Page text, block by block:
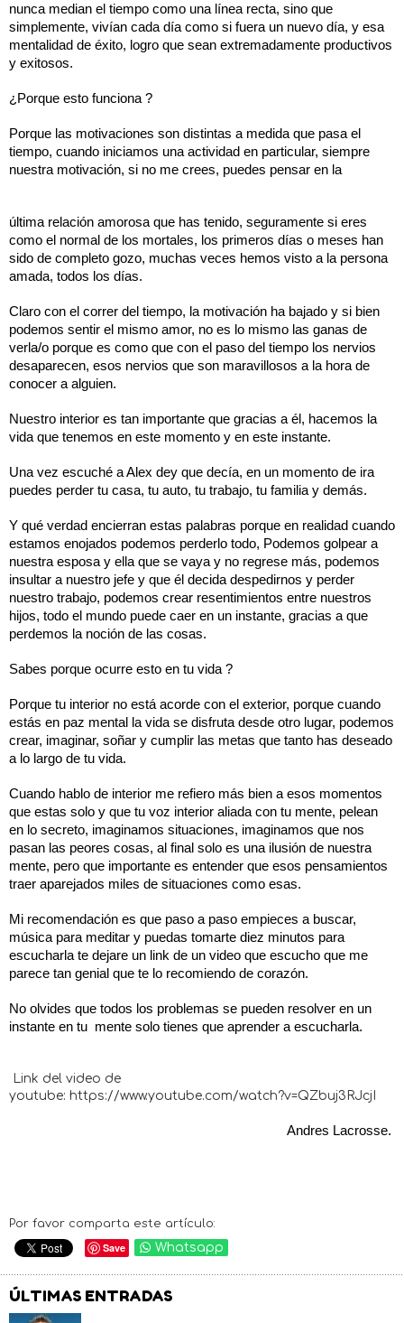
nunca median el tiempo como una línea recta, sino que
simplemente, vivían cada día como si fuera un nuevo día, y esa
mentalidad de éxito, logro que sean extremadamente productivos
y exitosos.
¿Porque esto funciona ?
Porque las motivaciones son distintas a medida que pasa el
tiempo, cuando iniciamos una actividad en particular, siempre
nuestra motivación, si no me crees, puedes pensar en la
última relación amorosa que has tenido, seguramente si eres
como el normal de los mortales, los primeros días o meses han
sido de completo gozo, muchas veces hemos visto a la persona
amada, todos los días.
Claro con el correr del tiempo, la motivación ha bajado y si bien
podemos sentir el mismo amor, no es lo mismo las ganas de
verla/o porque es como que con el paso del tiempo los nervios
desaparecen, esos nervios que son maravillosos a la hora de
conocer a alguien.
Nuestro interior es tan importante que gracias a él, hacemos la
vida que tenemos en este momento y en este instante.
Una vez escuché a Alex dey que decía, en un momento de ira
puedes perder tu casa, tu auto, tu trabajo, tu familia y demás.
Y qué verdad encierran estas palabras porque en realidad cuando
estamos enojados podemos perderlo todo, Podemos golpear a
nuestra esposa y ella que se vaya y no regrese más, podemos
insultar a nuestro jefe y que él decida despedirnos y perder
nuestro trabajo, podemos crear resentimientos entre nuestros
hijos, todo el mundo puede caer en un instante, gracias a que
perdemos la noción de las cosas.
Sabes porque ocurre esto en tu vida ?
Porque tu interior no está acorde con el exterior, porque cuando
estás en paz mental la vida se disfruta desde otro lugar, podemos
crear, imaginar, soñar y cumplir las metas que tanto has deseado
a lo largo de tu vida.
Cuando hablo de interior me refiero más bien a esos momentos
que estas solo y que tu voz interior aliada con tu mente, pelean
en lo secreto, imaginamos situaciones, imaginamos que nos
pasan las peores cosas, al final solo es una ilusión de nuestra
mente, pero que importante es entender que esos pensamientos
traer aparejados miles de situaciones como esas.
Mi recomendación es que paso a paso empieces a buscar,
música para meditar y puedas tomarte diez minutos para
escucharla te dejare un link de un video que escucho que me
parece tan genial que te lo recomiendo de corazón.
No olvides que todos los problemas se pueden resolver en un
instante en tu  mente solo tienes que aprender a escucharla.
Link del video de
youtube: https://www.youtube.com/watch?v=QZbuj3RJcjI
Andres Lacrosse.
Por favor comparta este artículo:
Save Whatsapp
ÚLTIMAS ENTRADAS